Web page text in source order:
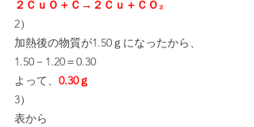
２ＣｕＯ＋Ｃ→２Ｃｕ＋ＣＯ₂
2）
加熱後の物質が1.50ｇになったから、
1.50－1.20＝0.30
よって、 0.30ｇ
3）
表から